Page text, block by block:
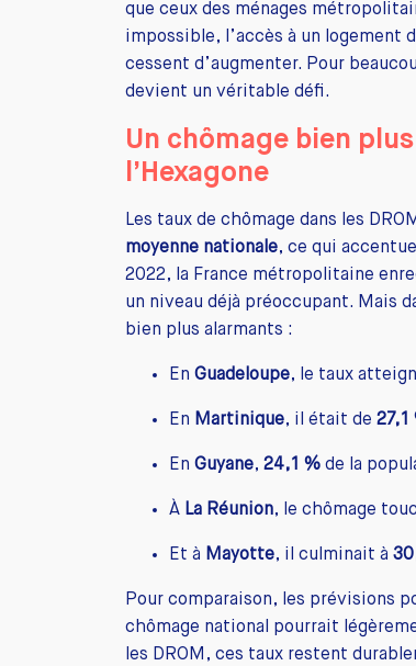
que ceux des ménages
impossible, l’accès à un logement
cessent d’augmenter. Pour
devient un véritable défi.
Un chômage bien
l’Hexagone
Les taux de chômage dans les
moyenne nationale, ce qui
2022, la France métropolitaine
un niveau déjà préoccupant. Mais
bien plus alarmants :
EnGuadeloupe, le taux
En Martinique, il était de27,1
EnGuyane,24,1 % de la
À La Réunion, le chômage
Et à Mayotte, il culminait à
Pour comparaison, les prévisions
chômage national pourrait
les DROM, ces taux restent